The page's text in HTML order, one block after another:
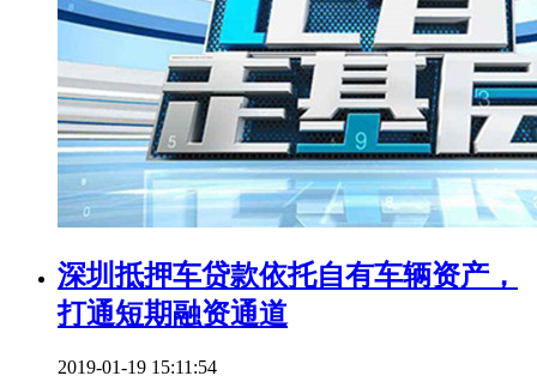
深圳抵押车贷款依托自有车辆资产，
打通短期融资通道
2019-01-19 15:11:54